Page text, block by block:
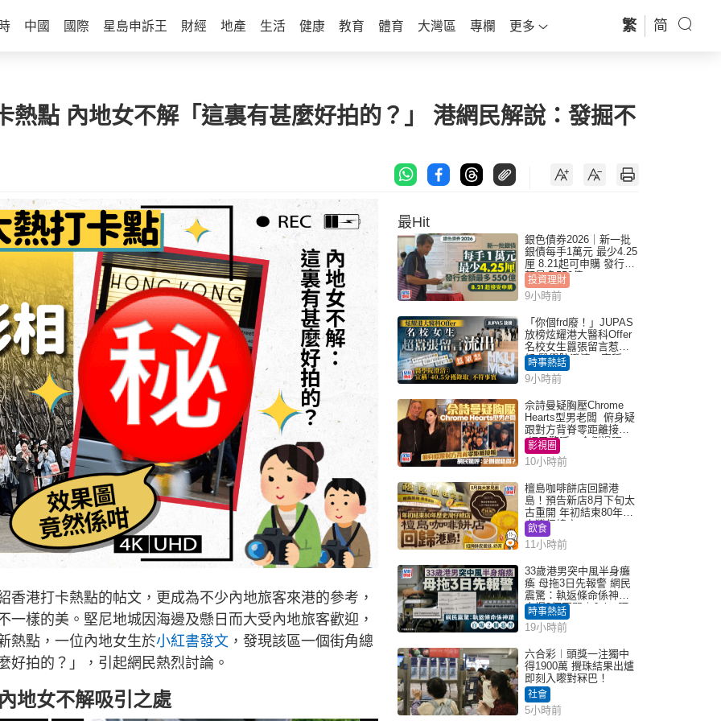
中國 國際 星島申訴王 財經 地產 生活 健康 教育 體育 大灣區 專欄 更多 繁 简
熱點 內地女不解「這裏有甚麼好拍的？」 港網民解說：發掘不
香港打卡熱點的帖文，更成為不少內地旅客來港的參考，
樣的美。堅尼地城因海邊及懸日而大受內地旅客歡迎，
熱點，一位內地女生於小紅書發文 ，發現該區一個街角總
好拍的？」，引起網民熱烈討論。
地女不解吸引之處
最Hit
銀色債券2026｜新一批
銀債每手1萬元 最少4.25
厘 8.21起可申購 發行金
額最多550億
投資理財
9小時前
「你個frd廢！」JUPAS
放榜炫耀港大醫科Offer
名校女生囂張留言惹眾
怒 醫學院澄清：宣稱
「40.5分獲錄取」不符事
實｜Juicy叮
時事熱話
9小時前
佘詩曼疑胸壓Chrome
Hearts型男老闆 俯身疑
跟對方背脊零距離接觸
網民驚呼：企側邊唔
得？
影視圈
10小時前
檀島咖啡餅店回歸港
島！預告新店8月下旬太
古重開 年初結束80年歷
史灣仔總店
飲食
11小時前
33歲港男突中風半身癱
瘓 母拖3日先報警 網民
震驚：執返條命係神蹟
自爆2個惡習｜Juicy叮
時事熱話
19小時前
六合彩︱頭獎一注獨中
得1900萬 攪珠結果出爐
即刻入嚟對冧巴！
社會
5小時前